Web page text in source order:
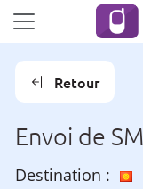
Panneau de gestion
Retour
Envoi de
Destination :